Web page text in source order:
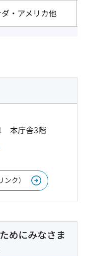
・アメリカ他
本庁舎3階
ク）
めにみなさま